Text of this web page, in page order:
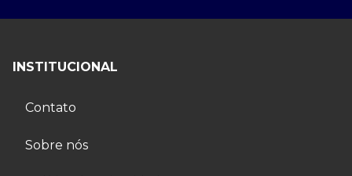
INSTITUCIONAL
Contato
Sobre nós